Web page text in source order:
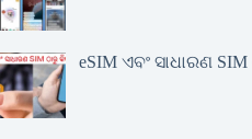
eSIM ଏବଂ ସାଧାରଣ